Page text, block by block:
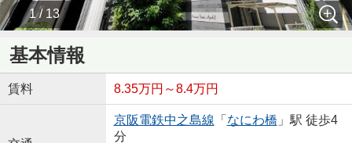
1 / 13
基本情報
賃料 8.35万円～8.4万円
京阪電鉄中之島線 「 なにわ橋 」駅 徒歩4
分